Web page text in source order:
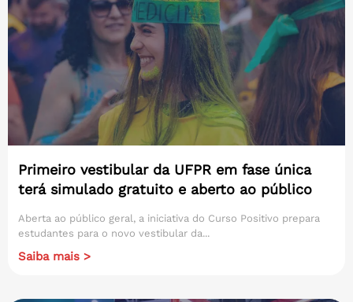
Primeiro vestibular da UFPR em fase única
terá simulado gratuito e aberto ao público
Aberta ao público geral, a iniciativa do Curso Positivo prepara
estudantes para o novo vestibular da...
Saiba mais >